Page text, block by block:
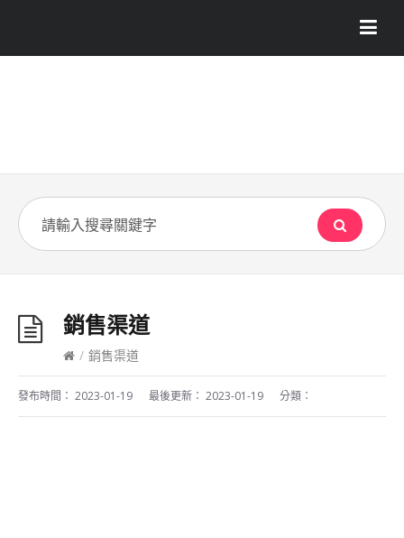
銷售渠道
/ 銷售渠道
發布時間： 2023-01-19 最後更新： 2023-01-19 分類：